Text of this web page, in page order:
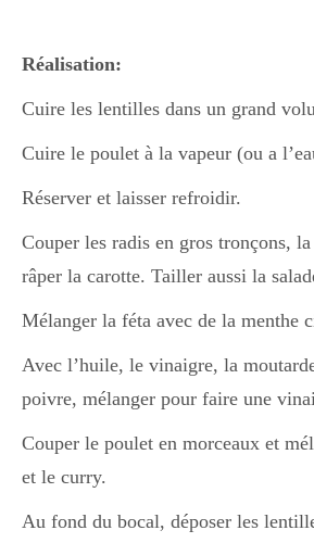
Réalisation:
Cuire les lentilles dans un grand
Cuire le poulet à la vapeur (ou a
Réserver et laisser refroidir.
Couper les radis en gros tronçons,
râper la carotte. Tailler aussi la
Mélanger la féta avec de la menthe
Avec l’huile, le vinaigre, la
poivre, mélanger pour faire une
Couper le poulet en morceaux et
et le curry.
Au fond du bocal, déposer les